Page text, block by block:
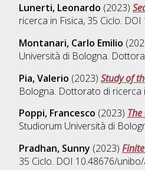
Lunerti, Leonardo (2023)
ricerca in Fisica, 35 Ciclo.
Montanari, Carlo Emilio
Università di Bologna.
Pia, Valerio (2023) Study of
Bologna. Dottorato di ricerca
Poppi, Francesco (2023)
Studiorum Università di
Pradhan, Sunny (2023)
35 Ciclo. DOI 10.48676/